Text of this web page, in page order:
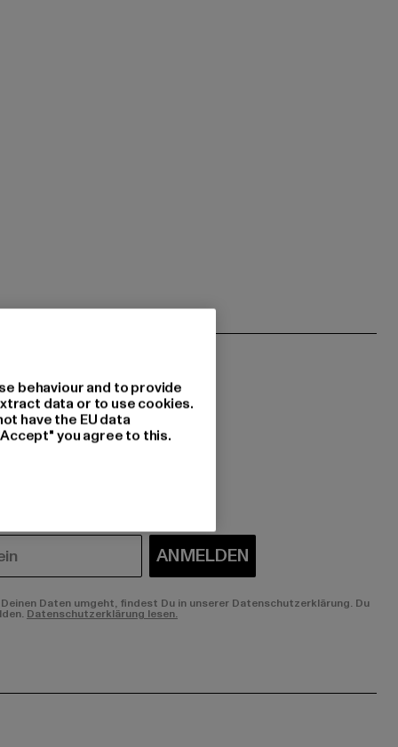
ANMELDEN
Daten umgeht, findest Du in unserer Datenschutzerklärung. Du
Datenschutzerklärung lesen.
behaviour and to provide
data or to use cookies.
have the EU data
you agree to this.